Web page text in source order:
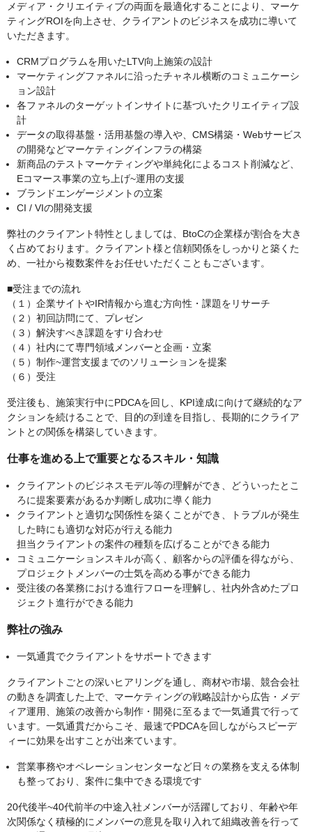
メディア・クリエイティブの両面を最適化することにより、マーケ
ティングROIを向上させ、クライアントのビジネスを成功に導いて
いただきます。
CRMプログラムを用いたLTV向上施策の設計
マーケティングファネルに沿ったチャネル横断のコミュニケーシ
ョン設計
各ファネルのターゲットインサイトに基づいたクリエイティブ設
計
データの取得基盤・活用基盤の導入や、CMS構築・Webサービス
の開発などマーケティングインフラの構築
新商品のテストマーケティングや単純化によるコスト削減など、
Eコマース事業の立ち上げ~運用の支援
ブランドエンゲージメントの立案
CI / VIの開発支援
弊社のクライアント特性としましては、BtoCの企業様が割合を大き
く占めております。クライアント様と信頼関係をしっかりと築くた
め、一社から複数案件をお任せいただくこともございます。
■受注までの流れ
（１）企業サイトやIR情報から進む方向性・課題をリサーチ
（２）初回訪問にて、プレゼン
（３）解決すべき課題をすり合わせ
（４）社内にて専門領域メンバーと企画・立案
（５）制作~運営支援までのソリューションを提案
（６）受注
受注後も、施策実行中にPDCAを回し、KPI達成に向けて継続的なア
クションを続けることで、目的の到達を目指し、長期的にクライア
ントとの関係を構築していきます。
仕事を進める上で重要となるスキル・知識
クライアントのビジネスモデル等の理解ができ、どういったとこ
ろに提案要素があるか判断し成功に導く能力
クライアントと適切な関係性を築くことができ、トラブルが発生
した時にも適切な対応が行える能力
担当クライアントの案件の種類を広げることができる能力
コミュニケーションスキルが高く、顧客からの評価を得ながら、
プロジェクトメンバーの士気を高める事ができる能力
受注後の各業務における進行フローを理解し、社内外含めたプロ
ジェクト進行ができる能力
弊社の強み
一気通貫でクライアントをサポートできます
クライアントごとの深いヒアリングを通し、商材や市場、競合会社
の動きを調査した上で、マーケティングの戦略設計から広告・メデ
ィア運用、施策の改善から制作・開発に至るまで一気通貫で行って
います。一気通貫だからこそ、最速でPDCAを回しながらスピーデ
ィーに効果を出すことが出来ています。
営業事務やオペレーションセンターなど日々の業務を支える体制
も整っており、案件に集中できる環境です
20代後半~40代前半の中途入社メンバーが活躍しており、年齢や年
次関係なく積極的にメンバーの意見を取り入れて組織改善を行って